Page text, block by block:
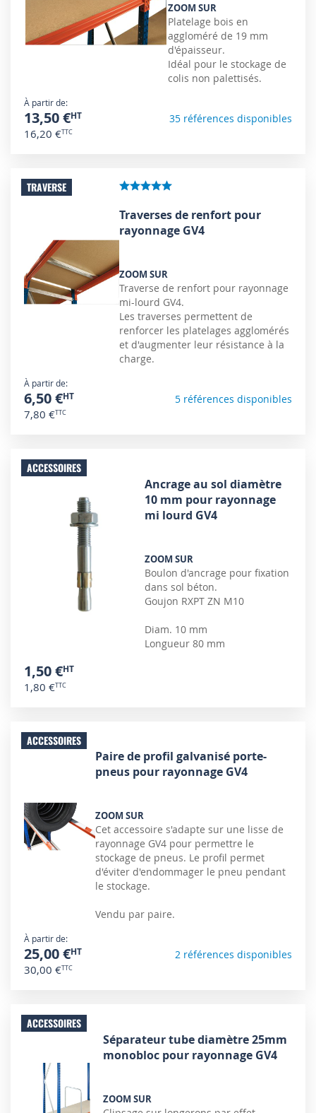
ZOOM SUR
Platelage bois en
aggloméré de 19 mm
d'épaisseur.
Idéal pour le stockage de
colis non palettisés.
À partir de
13,50 €
16,20 €
35 références disponibles
TRAVERSE
Traverses de renfort pour
rayonnage GV4
ZOOM SUR
Traverse de renfort pour rayonnage
mi-lourd GV4.
Les traverses permettent de
renforcer les platelages agglomérés
et d'augmenter leur résistance à la
charge.
À partir de
6,50 €
7,80 €
5 références disponibles
ACCESSOIRES
Ancrage au sol diamètre
10 mm pour rayonnage
mi lourd GV4
ZOOM SUR
Boulon d'ancrage pour fixation
dans sol béton.
Goujon RXPT ZN M10
Diam. 10 mm
Longueur 80 mm
1,50 €
1,80 €
ACCESSOIRES
Paire de profil galvanisé porte-
pneus pour rayonnage GV4
ZOOM SUR
Cet accessoire s'adapte sur une lisse de
rayonnage GV4 pour permettre le
stockage de pneus. Le profil permet
d'éviter d'endommager le pneu pendant
le stockage.
Vendu par paire.
À partir de
25,00 €
30,00 €
2 références disponibles
ACCESSOIRES
Séparateur tube diamètre 25mm
monobloc pour rayonnage GV4
ZOOM SUR